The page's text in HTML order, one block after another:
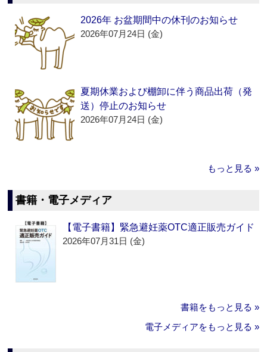
2026年 お盆期間中の休刊のお知らせ
2026年07月24日 (金)
夏期休業および棚卸に伴う商品出荷（発
送）停止のお知らせ
2026年07月24日 (金)
もっと見る »
書籍・電子メディア
【電子書籍】緊急避妊薬OTC適正販売ガイド
2026年07月31日 (金)
書籍をもっと見る »
電子メディアをもっと見る »